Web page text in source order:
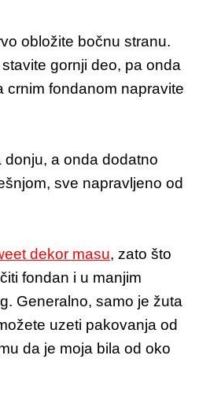
obložite bočnu stranu.
gornji deo, pa onda
crnim fondanom napravite
donju, a onda dodatno
sve napravljeno od
dekor masu, zato što
fondan i u manjim
Generalno, samo je žuta
uzeti pakovanja od
da je moja bila od oko